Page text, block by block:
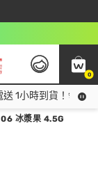
0
送 1小時到貨！領神
冰漿果 4.5G